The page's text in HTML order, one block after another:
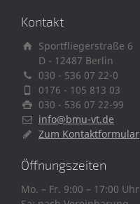
Kontakt
Sportfliegerstraße 6
D - 12487 Berlin
030 - 536 07 22-0
0176 - 105 813 03
030 - 536 07 22-99
info@bmu-vt.de
Zum Kontaktformular
Öffnungszeiten
Mo. – Fr. 9:00 – 17:00 Uhr